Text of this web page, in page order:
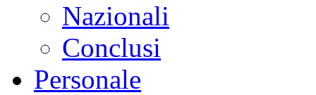
Nazionali
Conclusi
Personale